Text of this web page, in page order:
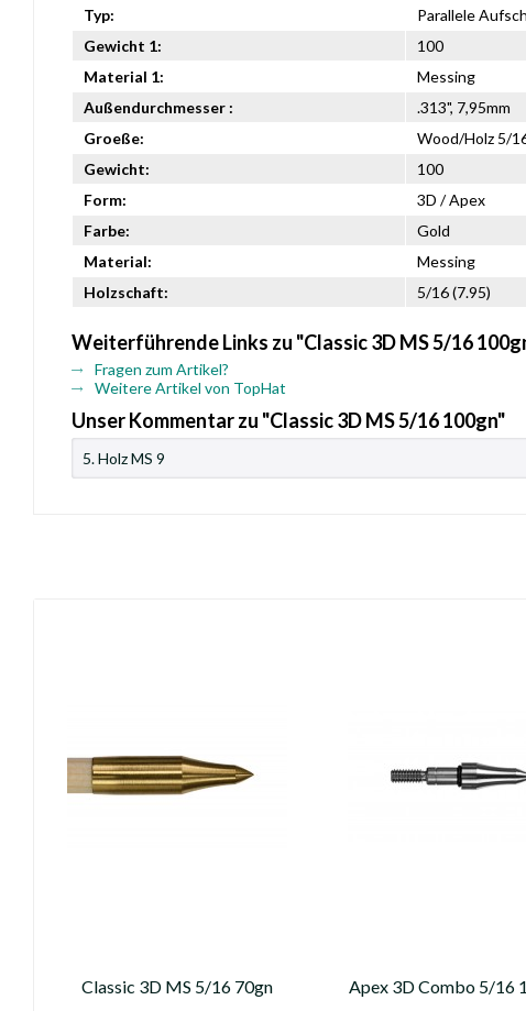
Typ:
Parallele
Gewicht 1:
100
Material 1:
Messing
Außendurchmesser :
.313", 7,95mm
Groeße:
Wood/Holz 5/
Gewicht:
100
Form:
3D / Apex
Farbe:
Gold
Material:
Messing
Holzschaft:
5/16 (7.95)
Weiterführende Links zu "Classic 3D MS 5/16
Fragen zum Artikel?
Weitere Artikel von TopHat
Unser Kommentar zu "Classic 3D MS 5/16 100gn"
5. Holz MS 9
Classic 3D MS 5/16 70gn Apex 3D Combo 5/16